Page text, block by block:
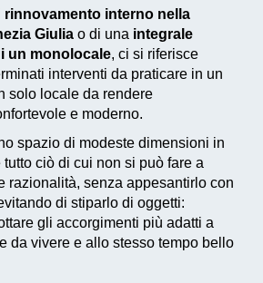
rinnovamento interno nella
Giulia o di una integrale
un monolocale, ci si riferisce
interventi da praticare in un
solo locale da rendere
e moderno.
spazio di modeste dimensioni in
ciò di cui non si può fare a
razionalità, senza appesantirlo con
di stiparlo di oggetti:
gli accorgimenti più adatti a
da vivere e allo stesso tempo bello